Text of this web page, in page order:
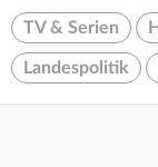
TV & Serien
Landespolitik